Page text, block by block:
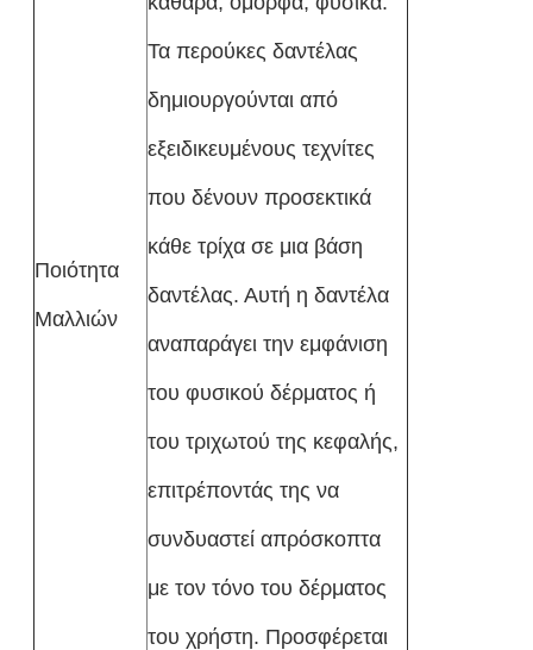
Ποιότητα
Μαλλιών
Τα περούκες δαντέλας
δημιουργούνται από
εξειδικευμένους τεχνίτες
που δένουν προσεκτικά
κάθε τρίχα σε μια βάση
δαντέλας. Αυτή η δαντέλα
αναπαράγει την εμφάνιση
του φυσικού δέρματος ή
του τριχωτού της κεφαλής,
επιτρέποντάς της να
συνδυαστεί απρόσκοπτα
με τον τόνο του δέρματος
του χρήστη. Προσφέρεται